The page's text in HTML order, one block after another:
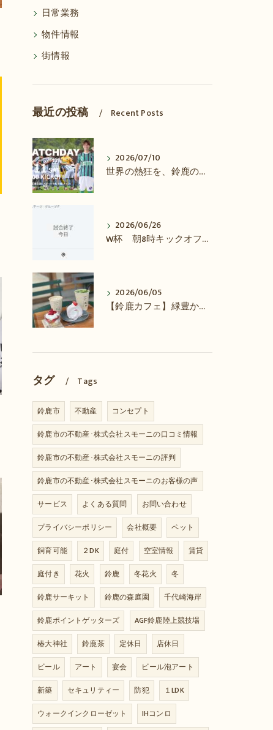
日常業務
物件情報
街情報
最近の投稿 Recent Posts
2026/07/10
世界の熱狂を、鈴鹿の街でも！
2026/06/26
W杯 朝8時キックオフの日本戦！
2026/06/05
【鈴鹿カフェ】緑豊かなおしゃれカフェ『PARK LANE COFFEE』
タグ Tags
鈴鹿市 不動産
コンセプト
鈴鹿市の不動産･株式会社スモーニの口コミ情報
鈴鹿市の不動産･株式会社スモーニの評判
鈴鹿市の不動産･株式会社スモーニのお客様の声
サービス
よくある質問
お問い合わせ
プライバシーポリシー
会社概要
ペット
飼育可能
２DK 庭付 空室情報
賃貸
庭付き
花火 鈴鹿 冬花火
冬
鈴鹿サーキット
鈴鹿の森庭園
千代崎海岸
鈴鹿ポイントゲッターズ
AGF鈴鹿陸上競技場
椿大神社
鈴鹿茶 定休日
店休日
ビール
アート 宴会
ビール泡アート
新築
セキュリティー 防犯
１LDK
ウォークインクローゼット
IHコンロ